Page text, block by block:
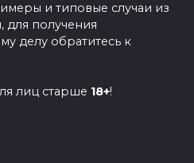
и типовые случаи из
для получения
делу обратитесь к
лиц старше 18+!